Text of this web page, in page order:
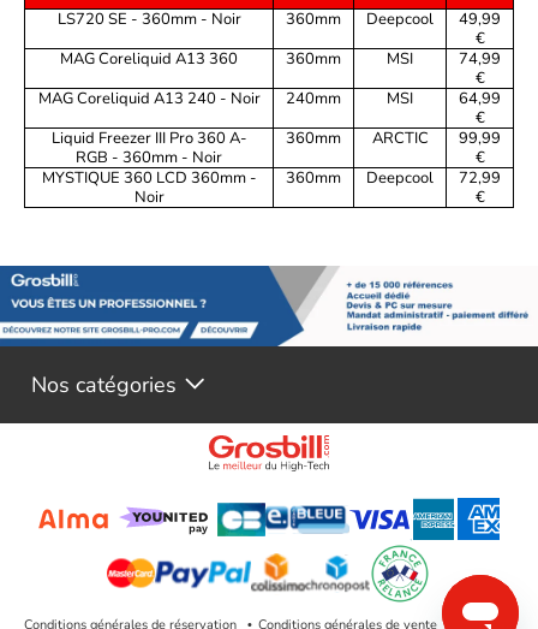
LS720 SE - 360mm - Noir
360mm Deepcool
49,99
€
MAG Coreliquid A13 360
360mm MSI
74,99
€
MAG Coreliquid A13 240 - Noir
240mm MSI
64,99
€
Liquid Freezer III Pro 360 A-
RGB - 360mm - Noir
360mm ARCTIC
99,99
€
MYSTIQUE 360 LCD 360mm -
Noir
360mm Deepcool
72,99
€
Nos catégories
Conditions générales de réservation Conditions générales de vente Mentions